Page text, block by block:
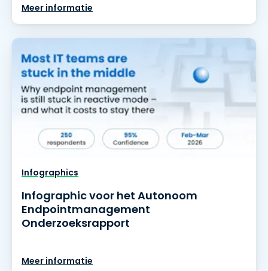
Meer informatie
Infographics
Infographic voor het Autonoom
Endpointmanagement
Onderzoeksrapport
Meer informatie